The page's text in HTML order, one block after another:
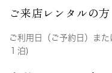
ご来店レンタルの方
ご利用日（ご予約日）また
１泊)